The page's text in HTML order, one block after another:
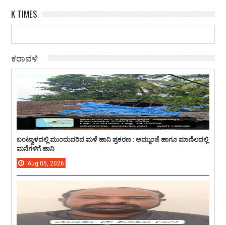
K TIMES
ಕರಾವಳಿ
ಬಂಟ್ವಾಳದಲ್ಲಿ ಮುಂದುವರಿದ ಮಳೆ ಹಾನಿ ಪ್ರಕರಣ : ಅಮ್ಮುಂಜೆ ಹಾಗೂ ಮಾಣಿಲದಲ್ಲಿ
ಮನೆಗಳಿಗೆ ಹಾನಿ
Aug 05, 2026